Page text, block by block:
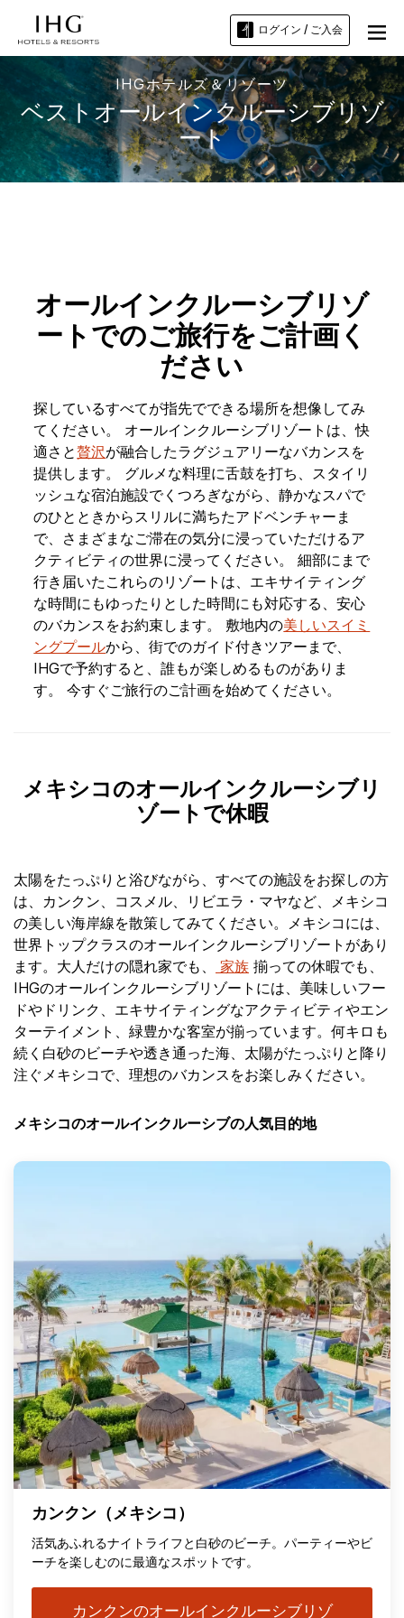
ログイン / ご入会
IHGホテルズ＆リゾーツ
ベストオールインクルーシブリゾ
ート
オールインクルーシブリゾ
ートでのご旅行をご計画く
ださい
探しているすべてが指先でできる場所を想像してみ
てください。 オールインクルーシブリゾートは、快
適さと贅沢が融合したラグジュアリーなバカンスを
提供します。 グルメな料理に舌鼓を打ち、スタイリ
ッシュな宿泊施設でくつろぎながら、静かなスパで
のひとときからスリルに満ちたアドベンチャーま
で、さまざまなご滞在の気分に浸っていただけるア
クティビティの世界に浸ってください。 細部にまで
行き届いたこれらのリゾートは、エキサイティング
な時間にもゆったりとした時間にも対応する、安心
のバカンスをお約束します。 敷地内の美しいスイミ
ングプールから、街でのガイド付きツアーまで、
IHGで予約すると、誰もが楽しめるものがありま
す。 今すぐご旅行のご計画を始めてください。
メキシコのオールインクルーシブリ
ゾートで休暇
太陽をたっぷりと浴びながら、すべての施設をお探しの方
は、カンクン、コスメル、リビエラ・マヤなど、メキシコ
の美しい海岸線を散策してみてください。メキシコには、
世界トップクラスのオールインクルーシブリゾートがあり
ます。大人だけの隠れ家でも、
家族 揃っての休暇でも、
IHGのオールインクルーシブリゾートには、美味しいフー
ドやドリンク、エキサイティングなアクティビティやエン
ターテイメント、緑豊かな客室が揃っています。何キロも
続く白砂のビーチや透き通った海、太陽がたっぷりと降り
注ぐメキシコで、理想のバカンスをお楽しみください。
メキシコのオールインクルーシブの人気目的地
カンクン（メキシコ）
活気あふれるナイトライフと白砂のビーチ。パーティーやビ
ーチを楽しむのに最適なスポットです。
カンクンのオールインクルーシブリゾ